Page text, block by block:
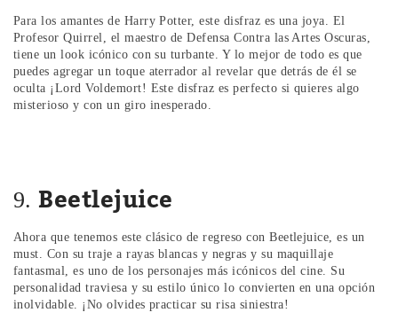
Para los amantes de Harry Potter, este disfraz es una joya. El
Profesor Quirrel, el maestro de Defensa Contra las Artes Oscuras,
tiene un look icónico con su turbante. Y lo mejor de todo es que
puedes agregar un toque aterrador al revelar que detrás de él se
oculta ¡Lord Voldemort! Este disfraz es perfecto si quieres algo
misterioso y con un giro inesperado.
9. Beetlejuice
Ahora que tenemos este clásico de regreso con Beetlejuice, es un
must. Con su traje a rayas blancas y negras y su maquillaje
fantasmal, es uno de los personajes más icónicos del cine. Su
personalidad traviesa y su estilo único lo convierten en una opción
inolvidable. ¡No olvides practicar su risa siniestra!